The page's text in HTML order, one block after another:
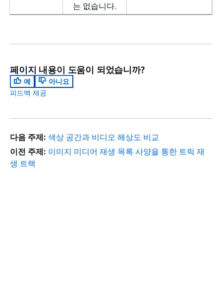
는 없습니다.
페이지 내용이 도움이 되었습니까?
예
아니요
피드백 제공
다음 주제: 색상 공간과 비디오 해상도 비교
이전 주제: 이미지 미디어 재생 목록 사양을 통한 트릭 재
생 트랙